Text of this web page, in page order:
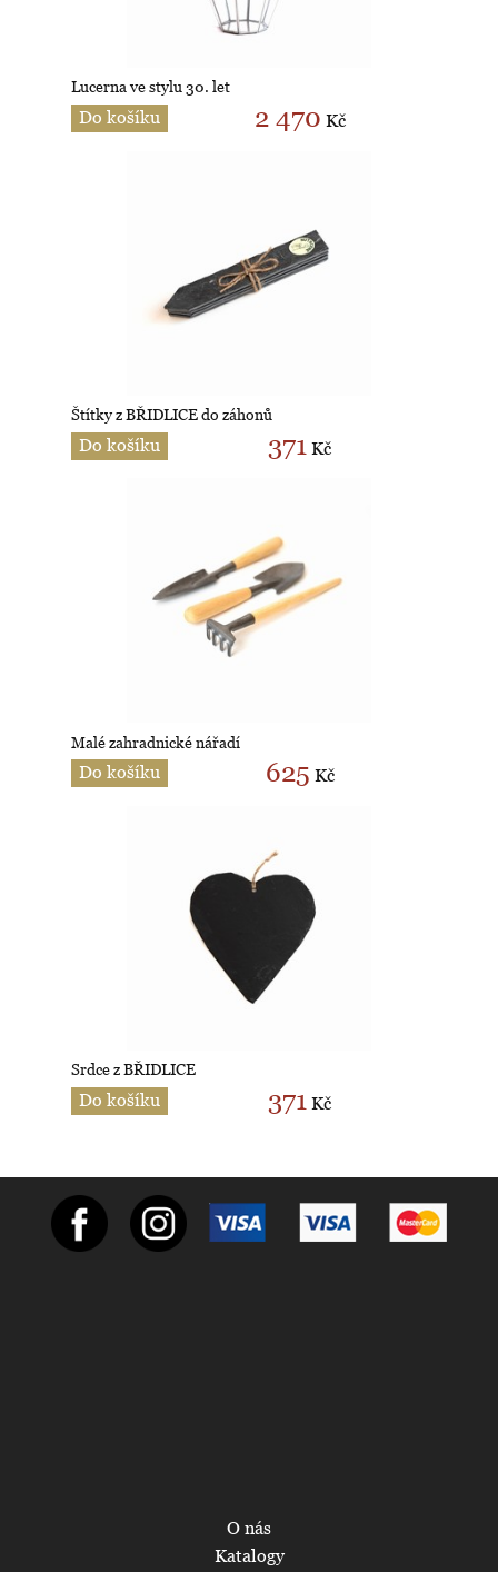
Lucerna ve stylu 30. let
Do košíku 2 470 Kč
Štítky z BŘIDLICE do záhonů
Do košíku 371 Kč
Malé zahradnické nářadí
Do košíku 625 Kč
Srdce z BŘIDLICE
Do košíku 371 Kč
O nás
Katalogy